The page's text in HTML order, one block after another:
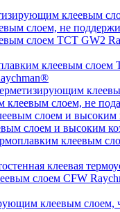
слоем, не
клеевым слоем, не
слоем и высоким
клеевая